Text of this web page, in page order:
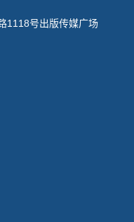
1118号出版传媒广场